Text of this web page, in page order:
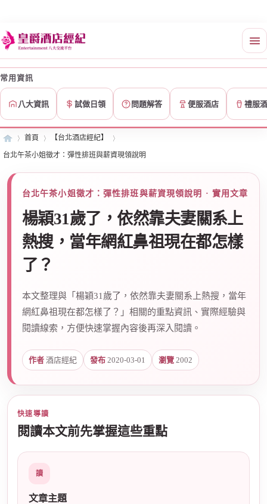
常用資訊
八大資訊 試做日領 問題解答 便服酒店 禮服
首頁
›
【台北酒店經紀】
›
台北午茶小姐徵才：彈性排班與薪資現領說明
台北午茶小姐徵才：彈性排班與薪資現領說明 · 實用文章
楊穎31歲了，依然靠夫妻關系上
熱搜，當年網紅鼻祖現在都怎樣
了？
本文整理與「楊穎31歲了，依然靠夫妻關系上熱搜，當年
網紅鼻祖現在都怎樣了？」相關的重點資訊、實際經驗與
閱讀線索，方便快速掌握內容後再深入閱讀。
作者 酒店經紀 發布 2020-03-01 瀏覽 2002
快速導讀
閱讀本文前先掌握這些重點
讀
文章主題